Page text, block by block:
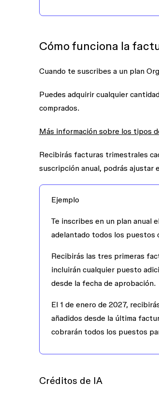
Cómo funciona la
Cuando te suscribes a un plan
Puedes adquirir cualquier
comprados.
Más información sobre los tipos
Recibirás facturas trimestrales
suscripción anual, podrás ajustar
Ejemplo
Te inscribes en un plan anual
adelantado todos los puestos
Recibirás las tres primeras
incluirán cualquier puesto
desde la fecha de aprobación.
El 1 de enero de 2027,
añadidos desde la última
cobrarán todos los puestos
Créditos de IA